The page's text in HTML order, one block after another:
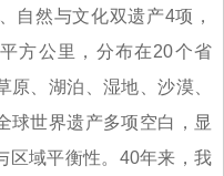
自然与文化双遗产4项，
方公里，分布在20个省
原、湖泊、湿地、沙漠、
球世界遗产多项空白，显
区域平衡性。40年来，我